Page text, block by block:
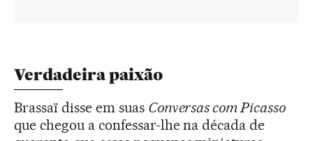
Verdadeira paixão
Brassaï disse em suas Conversas com Picasso
que chegou a confessar-lhe na década de